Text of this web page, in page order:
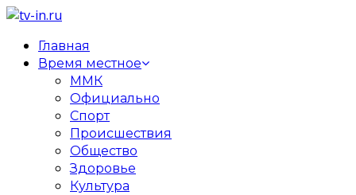
Главная
Время местное
ММК
Официально
Спорт
Происшествия
Общество
Здоровье
Культура